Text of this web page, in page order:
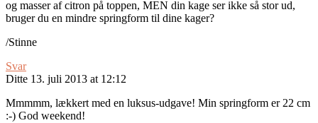
og masser af citron på toppen, MEN din kage ser ikke så stor ud,
bruger du en mindre springform til dine kager?
/Stinne
Svar
Ditte 13. juli 2013 at 12:12
Mmmmm, lækkert med en luksus-udgave! Min springform er 22 cm
:-) God weekend!